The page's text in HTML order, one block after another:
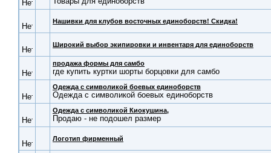
Нашивки для клубов восточных единоборств! Скидка!
Широкий выбор экипировки и инвентаря для единоборств
продажа формы для самбо
где купить куртки шорты борцовки для самбо
Одежда с символикой боевых единоборств
Одежда с символикой боевых единоборств
Одежда с символикой Киокушина,
Продаю - не подошел размер
Логотип фирменный